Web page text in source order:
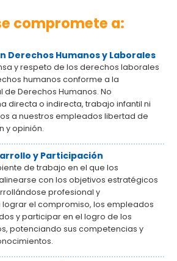
compromete a:
Derechos Humanos y Laborales
y respeto de los derechos laborales
humanos conforme a la
de Derechos Humanos. No
directa o indirecta, trabajo infantil ni
a nuestros empleados libertad de
y opinión.
y Participación
de trabajo en el que los
con los objetivos estratégicos
profesional y
lograr el compromiso, los empleados
y participar en el logro de los
potenciando sus competencias y